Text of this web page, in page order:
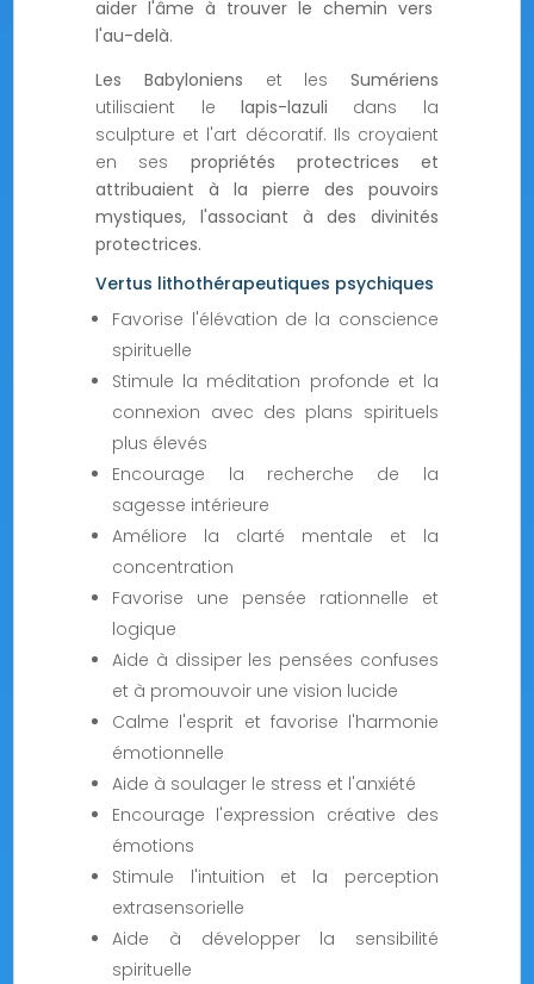
aider l'âme à trouver le chemin vers
l'au-delà.
Les Babyloniens et les Sumériens
utilisaient le lapis-lazuli dans la
sculpture et l'art décoratif. Ils croyaient
en ses propriétés protectrices et
attribuaient à la pierre des pouvoirs
mystiques, l'associant à des divinités
protectrices.
Vertus lithothérapeutiques psychiques
Favorise l'élévation de la conscience
spirituelle
Stimule la méditation profonde et la
connexion avec des plans spirituels
plus élevés
Encourage la recherche de la
sagesse intérieure
Améliore la clarté mentale et la
concentration
Favorise une pensée rationnelle et
logique
Aide à dissiper les pensées confuses
et à promouvoir une vision lucide
Calme l'esprit et favorise l'harmonie
émotionnelle
Aide à soulager le stress et l'anxiété
Encourage l'expression créative des
émotions
Stimule l'intuition et la perception
extrasensorielle
Aide à développer la sensibilité
spirituelle